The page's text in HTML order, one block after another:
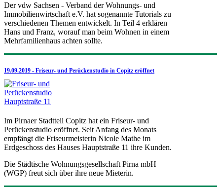
Der vdw Sachsen - Verband der Wohnungs- und
Immobilienwirtschaft e.V. hat sogenannte Tutorials zu
verschiedenen Themen entwickelt. In Teil 4 erklären
Hans und Franz, worauf man beim Wohnen in einem
Mehrfamilienhaus achten sollte.
19.09.2019 - Friseur- und Perückenstudio in Copitz eröffnet
Im Pirnaer Stadtteil Copitz hat ein Friseur- und
Perückenstudio eröffnet. Seit Anfang des Monats
empfängt die Friseurmeisterin Nicole Mathe im
Erdgeschoss des Hauses Hauptstraße 11 ihre Kunden.
Die Städtische Wohnungsgesellschaft Pirna mbH
(WGP) freut sich über ihre neue Mieterin.